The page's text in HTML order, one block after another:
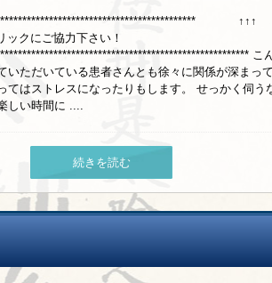
クにご協力下さい！
こ
いただいている患者さんとも徐々に関係が深まっ
てはストレスになったりもします。 せっかく伺う
しい時間に ....
続きを読む